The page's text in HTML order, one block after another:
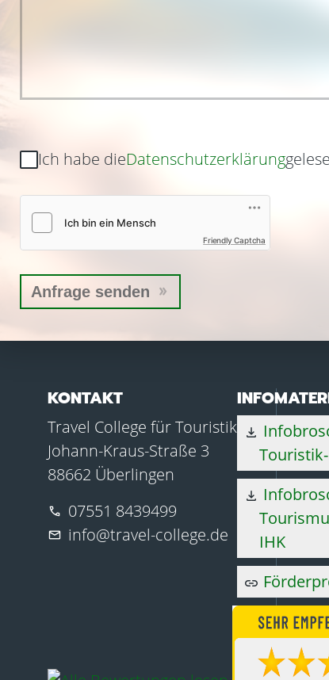
Ich habe dieDatenschutzerklärung
Friendly Captcha
KONTAKT
Travel College für Touristik
Johann-Kraus-Straße 3
88662 Überlingen
phone 07551 8439499
mail info@travel-college.de
download
download
IHK
link